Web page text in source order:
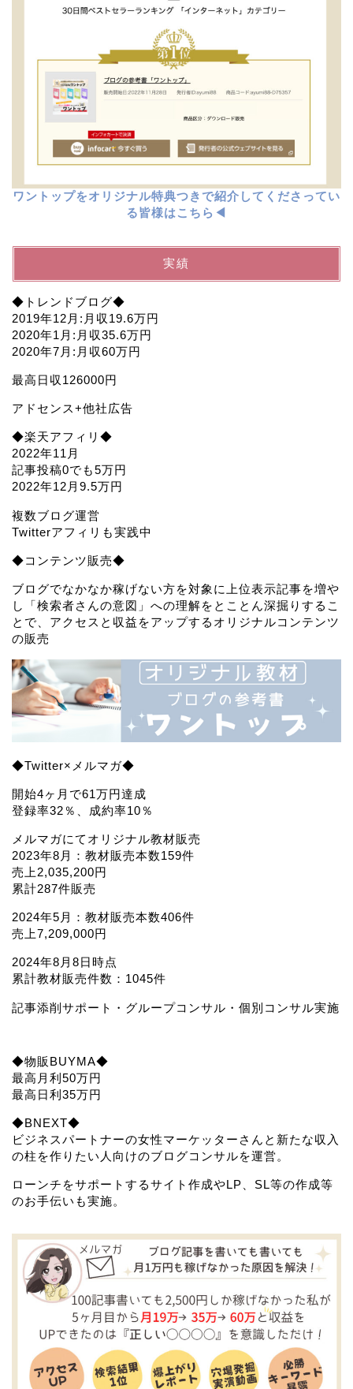
ワントップをオリジナル特典つきで紹介してくださってい
る皆様はこちら◀︎
実績
◆トレンドブログ◆
2019年12月:月収19.6万円
2020年1月:月収35.6万円
2020年7月:月収60万円
最高日収126000円
アドセンス+他社広告
◆楽天アフィリ◆
2022年11月
記事投稿0でも5万円
2022年12月9.5万円
複数ブログ運営
Twitterアフィリも実践中
◆コンテンツ販売◆
ブログでなかなか稼げない方を対象に上位表示記事を増や
し「検索者さんの意図」への理解をとことん深掘りするこ
とで、アクセスと収益をアップするオリジナルコンテンツ
の販売
◆Twitter×メルマガ◆
開始4ヶ月で61万円達成
登録率32％、成約率10％
メルマガにてオリジナル教材販売
2023年8月：教材販売本数159件
売上2,035,200円
累計287件販売
2024年5月：教材販売本数406件
売上7,209,000円
2024年8月8日時点
累計教材販売件数：1045件
記事添削サポート・グループコンサル・個別コンサル実施
◆物販BUYMA◆
最高月利50万円
最高日利35万円
◆BNEXT◆
ビジネスパートナーの女性マーケッターさんと新たな収入
の柱を作りたい人向けのブログコンサルを運営。
ローンチをサポートするサイト作成やLP、SL等の作成等
のお手伝いも実施。